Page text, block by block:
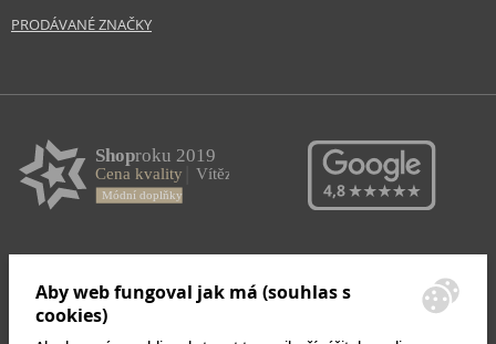
PRODÁVANÉ ZNAČKY
Aby web fungoval jak má (souhlas s
cookies)